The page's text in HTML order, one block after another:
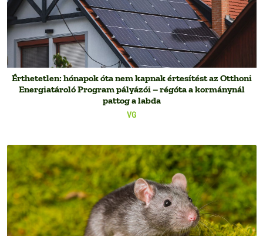
VG
Érthetetlen: hónapok óta nem kapnak értesítést az Otthoni
Energiatároló Program pályázói – régóta a kormánynál
pattog a labda